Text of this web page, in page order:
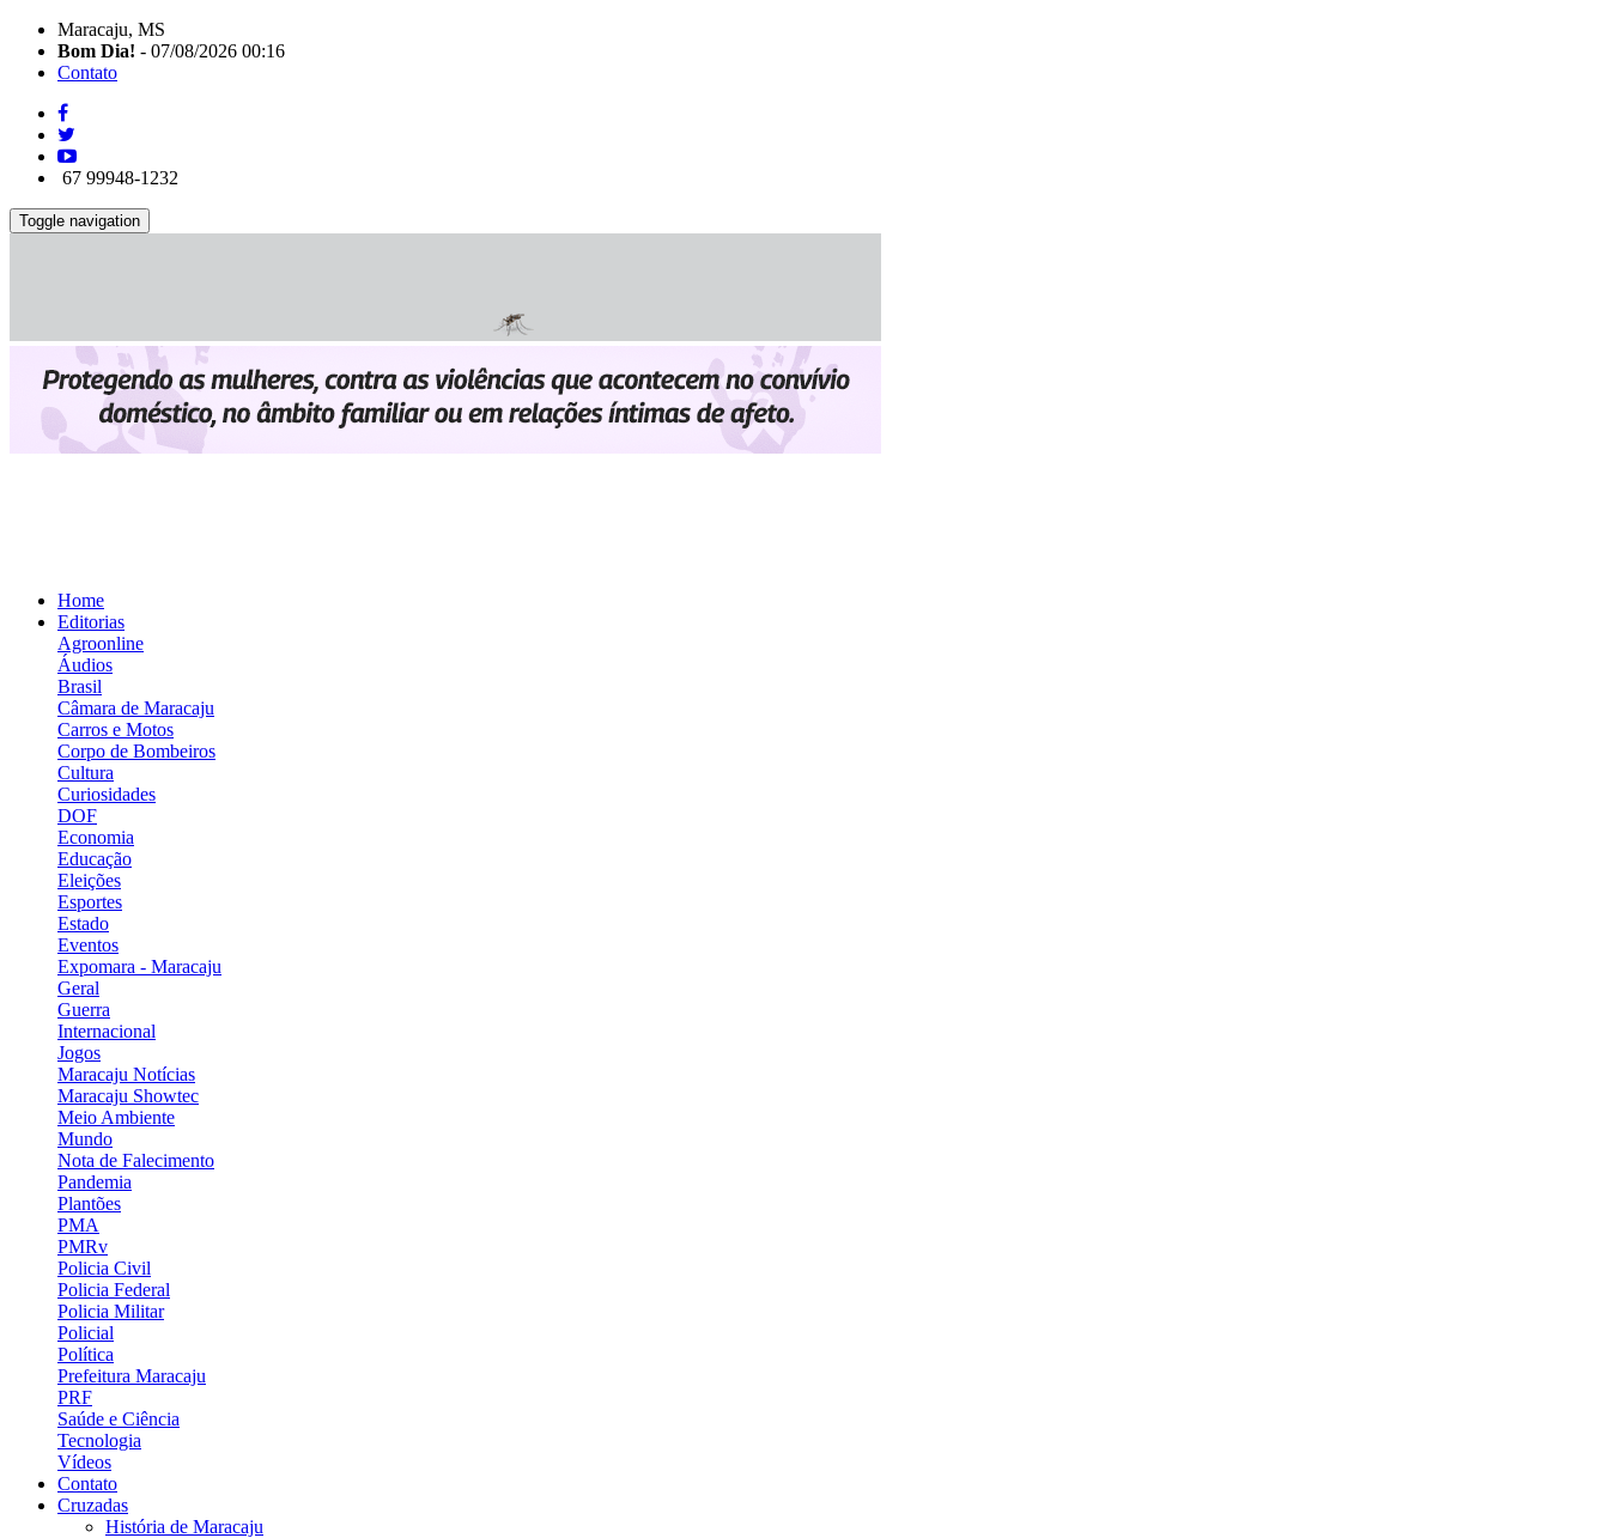
Maracaju, MS
Bom Dia! - 07/08/2026 00:16
Contato
67 99948-1232
Toggle navigation
Home
Editorias
Agroonline
Áudios
Brasil
Câmara de Maracaju
Carros e Motos
Corpo de Bombeiros
Cultura
Curiosidades
DOF
Economia
Educação
Eleições
Esportes
Estado
Eventos
Expomara - Maracaju
Geral
Guerra
Internacional
Jogos
Maracaju Notícias
Maracaju Showtec
Meio Ambiente
Mundo
Nota de Falecimento
Pandemia
Plantões
PMA
PMRv
Policia Civil
Policia Federal
Policia Militar
Policial
Política
Prefeitura Maracaju
PRF
Saúde e Ciência
Tecnologia
Vídeos
Contato
Cruzadas
História de Maracaju